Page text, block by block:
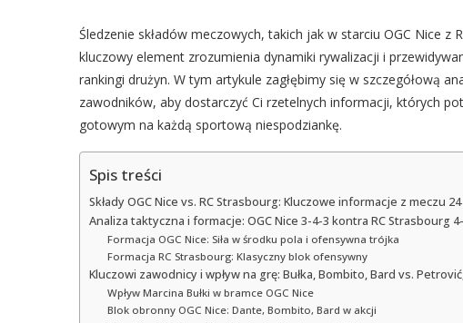
Śledzenie składów meczowych, takich jak w starciu OGC Nice z
kluczowy element zrozumienia dynamiki rywalizacji i
rankingi drużyn. W tym artykule zagłębimy się w szczegółową
zawodników, aby dostarczyć Ci rzetelnych informacji, których
gotowym na każdą sportową niespodziankę.
Spis treści
Składy OGC Nice vs. RC Strasbourg: Kluczowe informacje z meczu
Analiza taktyczna i formacje: OGC Nice 3-4-3 kontra RC Strasbourg
Formacja OGC Nice: Siła w środku pola i ofensywna trójka
Formacja RC Strasbourg: Klasyczny blok ofensywny
Kluczowi zawodnicy i wpływ na grę: Bułka, Bombito, Bard vs.
Wpływ Marcina Bułki w bramce OGC Nice
Blok obronny OGC Nice: Dante, Bombito, Bard w akcji